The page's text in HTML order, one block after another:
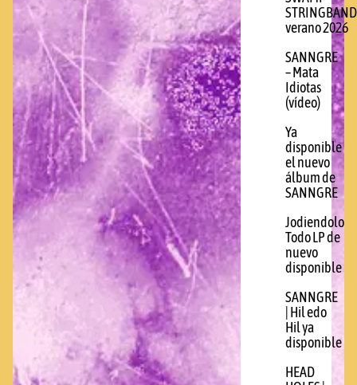
STRINGBAND
verano 2026
SANNGRE
– Mata
Idiotas
(vídeo)
Ya
disponible
el nuevo
álbum de
SANNGRE
Jodiendolo
Todo LP de
nuevo
disponible
SANNGRE
| Hil edo
Hil ya
disponible
HEAD